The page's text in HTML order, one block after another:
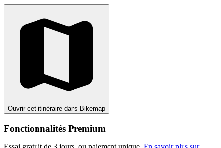
Ouvrir cet itinéraire dans Bikemap
Fonctionnalités Premium
Essai gratuit de 3 jours, ou paiement unique. En savoir plus sur